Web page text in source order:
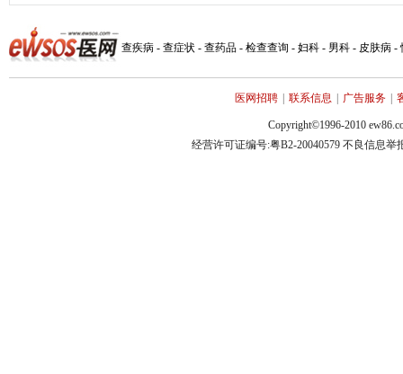
查疾病 - 查症状 - 查药品 - 检查查询 - 妇科 - 男科 - 皮肤病 -
医网招聘 联系信息 广告服务
Copyright©1996-2010
经营许可证编号:粤B2-20040579 不良信息举